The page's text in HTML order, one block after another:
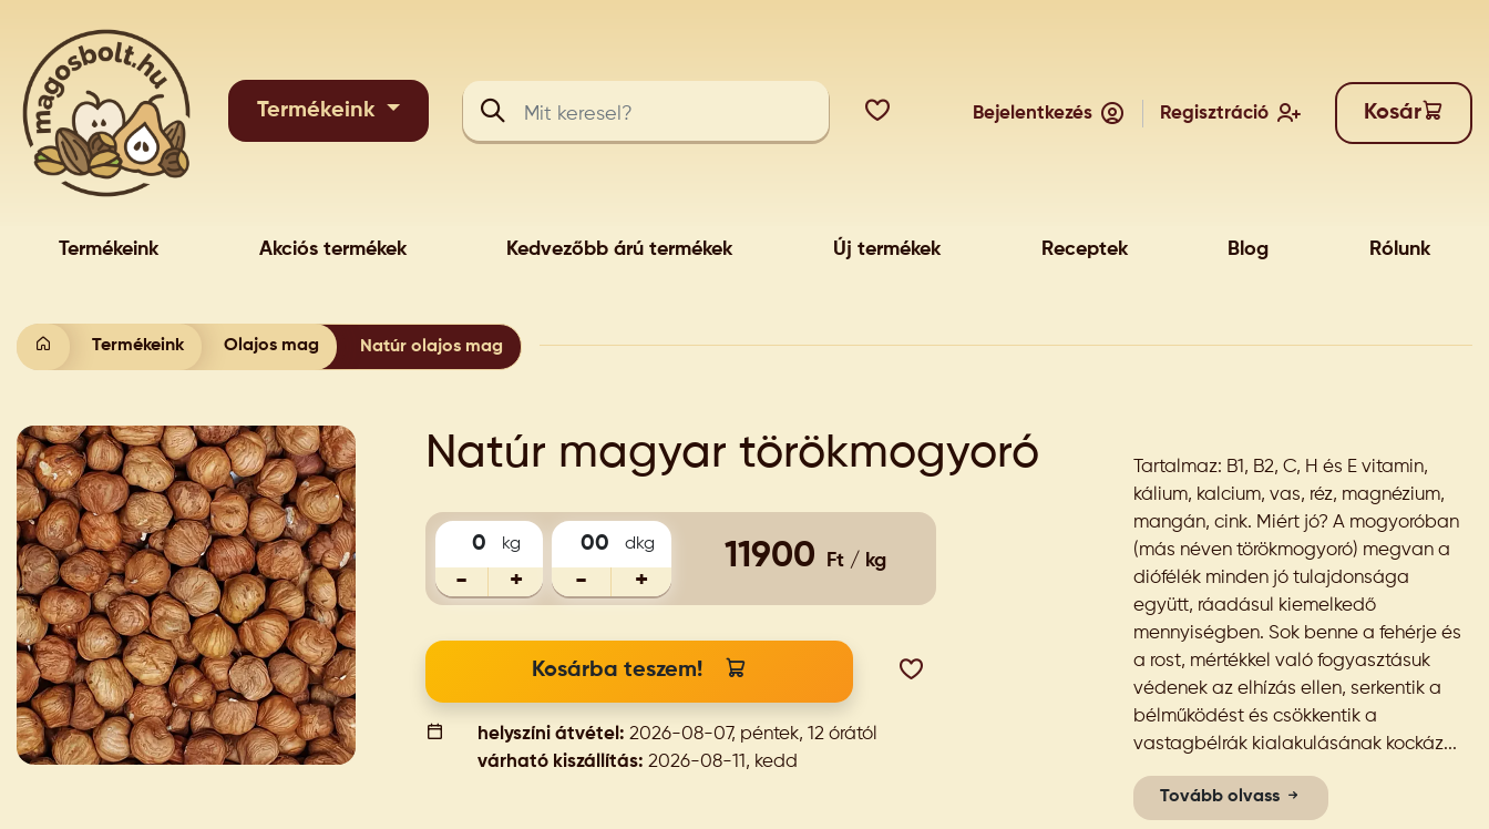
Termékeink Bejelentkezés Regisztráció Kosár
Termékeink Akciós termékek Kedvezőbb árú termékek Új termékek Receptek Blog Rólunk
Termékeink Olajos mag Natúr olajos mag
Natúr magyar törökmogyoró
kg
- +
dkg
- +
11900 Ft / kg
Kosárba teszem!
helyszíni átvétel: 2026-08-07, péntek, 12 órától
várható kiszállítás: 2026-08-11, kedd
Tartalmaz: B1, B2, C, H és E vitamin,
kálium, kalcium, vas, réz, magnézium,
mangán, cink. Miért jó? A mogyoróban
(más néven törökmogyoró) megvan a
diófélék minden jó tulajdonsága
együtt, ráadásul kiemelkedő
mennyiségben. Sok benne a fehérje és
a rost, mértékkel való fogyasztásuk
védenek az elhízás ellen, serkentik a
bélműködést és csökkentik a
vastagbélrák kialakulásának kockáz...
Tovább olvass